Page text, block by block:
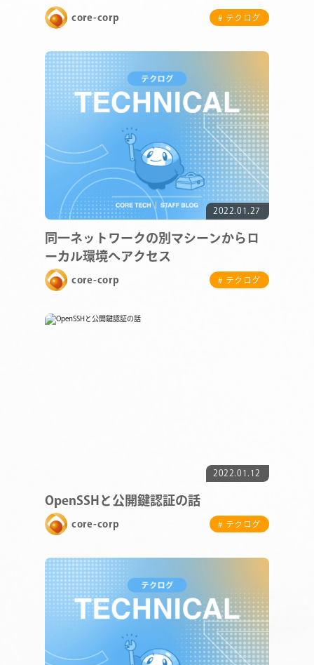
COMPANY
SERVICE
STAFF BLOG
NEWS
CONTACT
core-corp # テクログ
2022.01.27
同一ネットワークの別マシーンからロ
ーカル環境へアクセス
core-corp # テクログ
2022.01.12
OpenSSHと公開鍵認証の話
core-corp # テクログ